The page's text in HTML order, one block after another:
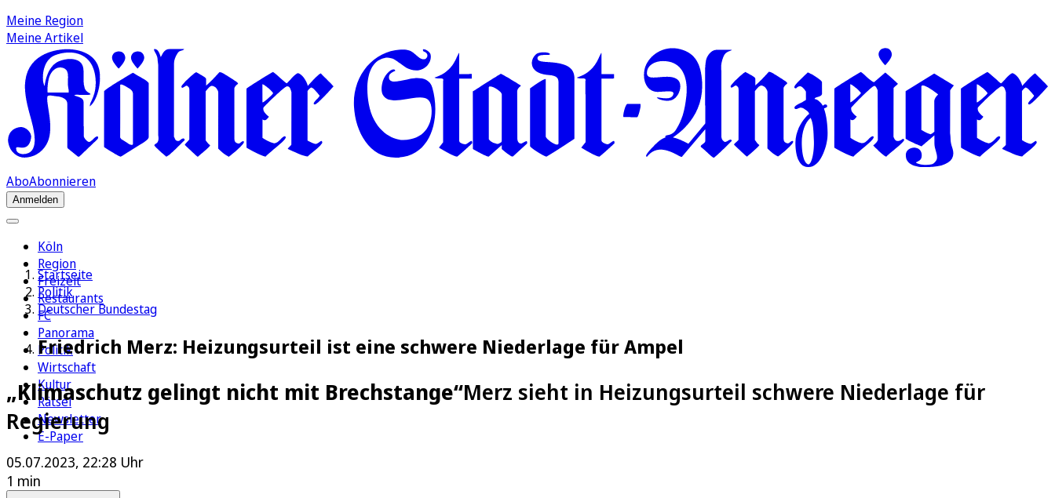
Meine Region
Meine Artikel
AboAbonnieren
Anmelden
Köln
Region
Freizeit
Restaurants
FC
Panorama
Politik
Wirtschaft
Kultur
Rätsel
Newsletter
E-Paper
Startseite
Politik
Deutscher Bundestag
Friedrich Merz: Heizungsurteil ist eine schwere Niederlage für Ampel
„Klimaschutz gelingt nicht mit Brechstange“Merz sieht in Heizungsurteil schwere Niederlage für
Regierung
05.07.2023, 22:28 Uhr
1 min